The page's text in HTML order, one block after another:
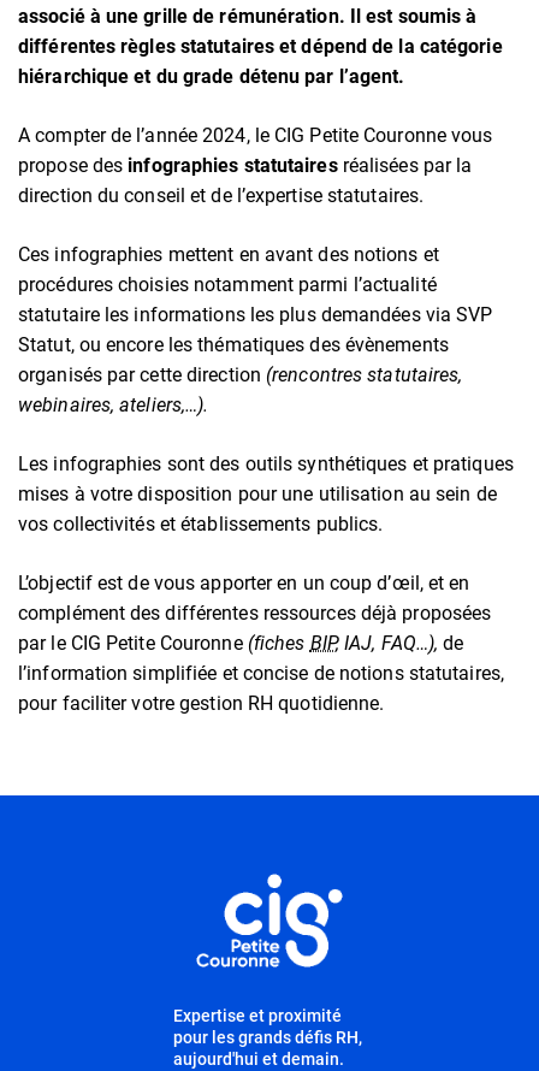
associé à une grille de rémunération. Il est soumis à
différentes règles statutaires et dépend de la catégorie
hiérarchique et du grade détenu par l’agent.
A compter de l’année 2024, le CIG Petite Couronne vous
propose des infographies statutairesréalisées par la
direction du conseil et de l’expertise statutaires.
Ces infographies mettent en avant des notions et
procédures choisies notamment parmi l’actualité
statutaire les informations les plus demandées via SVP
Statut, ou encore les thématiques des évènements
organisés par cette direction (rencontres statutaires,
webinaires, ateliers,…).
Les infographies sont des outils synthétiques et pratiques
mises à votre disposition pour une utilisation au sein de
vos collectivités et établissements publics.
L’objectif est de vous apporter en un coup d’œil, et en
complément des différentes ressources déjà proposées
par le CIG Petite Couronne (fiches BIP, IAJ, FAQ…), de
l’information simplifiée et concise de notions statutaires,
pour faciliter votre gestion RH quotidienne.
Expertise et proximité
pour les grands défis RH,
aujourd'hui et demain.